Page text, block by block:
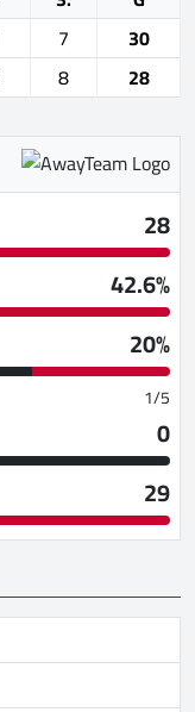
7
30
8 28
28
42.6%
20%
1/5
0
29